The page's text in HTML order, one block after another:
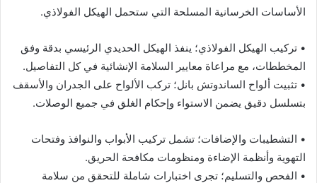
الأساسات الخرسانية المسلحة التي ستحمل الهيكل الفولاذي.
• تركيب الهيكل الفولاذي؛ ينفذ الهيكل الحديدي الرئيسي بدقة وفق
المخططات، مع مراعاة معايير السلامة الإنشائية في كل التفاصيل.
• تثبيت ألواح الساندوتش بانل؛ تركب الألواح على الجدران والأسقف
بتسلسل دقيق يضمن الاستواء وإحكام الغلق في جميع الوصلات.
• التشطيبات والإضافات؛ تشمل تركيب الأبواب والنوافذ وفتحات
التهوية وأنظمة الإضاءة ومنظومات مكافحة الحريق.
• الفحص والتسليم؛ تجرى اختبارات شاملة للتحقق من سلامة